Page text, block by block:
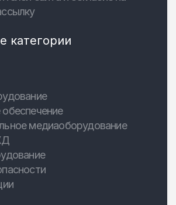
категории
медиаоборудование